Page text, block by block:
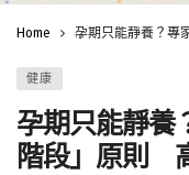
Home 孕期只能靜養？專
健康
孕期只能靜養
階段」原則